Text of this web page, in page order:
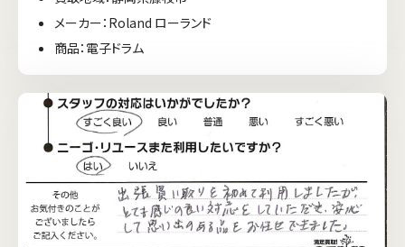
メーカー：Roland ローランド
商品：電子ドラム